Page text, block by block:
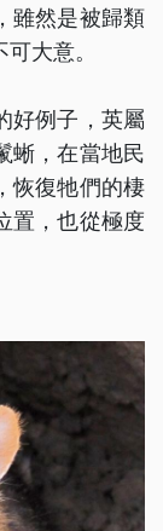
雖然是被歸類
大意。
好例子，英屬
蜥，在當地民
恢復牠們的棲
置，也從極度